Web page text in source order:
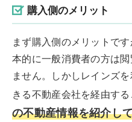
購入側のメリット
まず購入側のメリットで
本的に一般消費者の方は
ません。しかしレインズ
きる不動産会社を経由する
の不動産情報を紹介し